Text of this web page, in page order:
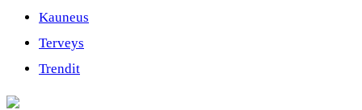
Kauneus
Terveys
Trendit